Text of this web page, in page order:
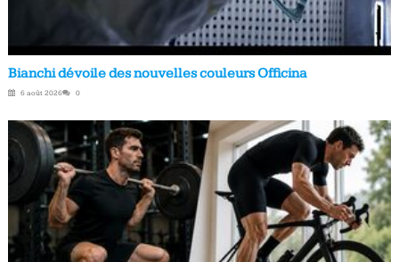
Bianchi dévoile des nouvelles couleurs Officina
6 août 2026 0